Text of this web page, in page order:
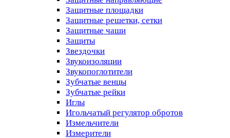
Защитные площадки
Защитные решетки, сетки
Защитные чаши
Защиты
Звездочки
Звукоизоляции
Звукопоглотители
Зубчатые венцы
Зубчатые рейки
Иглы
Игольчатый регулятор обротов
Измельчители
Измерители